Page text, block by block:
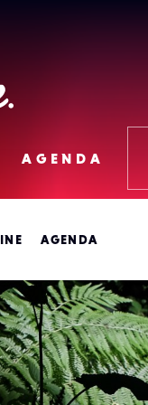
Lense
AGENDA
AGENDA